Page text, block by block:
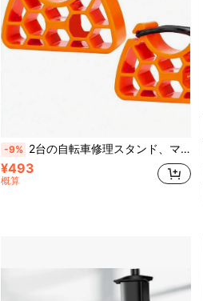
-9% 2台の自転車修理スタンド、マウンテンバイク/ロードバイクに適しています。耐久性のあるプラスチック構造で作られており、安定したグリップと簡単な駐車が可能です。アウトドアサイクリングアクセサリーに適しています。組み立てと保管が簡単です。自転車修理ハンドルスタンド。
¥493
概算